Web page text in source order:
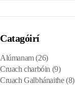
Catagóirí
Alúmanam(26)
Cruach charbóin (9)
Cruach Galbhánaithe(8)